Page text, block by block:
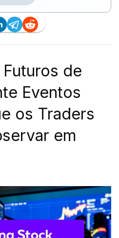
de
Eventos
os Traders
em